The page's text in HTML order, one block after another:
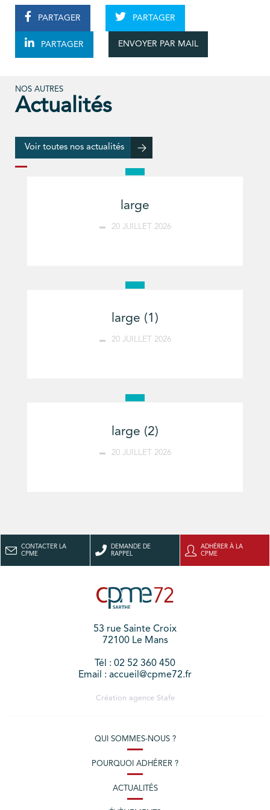
PARTAGER PARTAGER
PARTAGER ENVOYER PAR MAIL
NOS AUTRES
Actualités
Voir toutes nos actualités
large
20 JUILLET 2026
large (1)
20 JUILLET 2026
large (2)
20 JUILLET 2026
CONTACTER LA
CPME
DEMANDE DE
RAPPEL
ADHÉRER À LA
CPME
53 rue Sainte Croix
72100 Le Mans
Tél : 02 52 360 450
Email : accueil@cpme72.fr
Création agence Stafe
QUI SOMMES-NOUS ?
POURQUOI ADHÉRER ?
ACTUALITÉS